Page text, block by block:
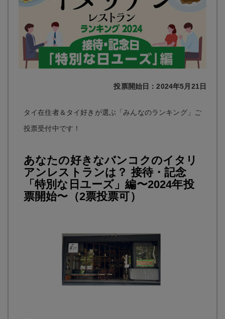
投票開始日：2024年5月21日
タイ在住者＆タイ好きが選ぶ「みんなのランキング」ご
投票受付中です！
あなたの好きなバンコクのイタリ
アンレストランは？ 接待・記念
「特別な日ユーズ」編〜2024年投
票開始〜（2票投票可）